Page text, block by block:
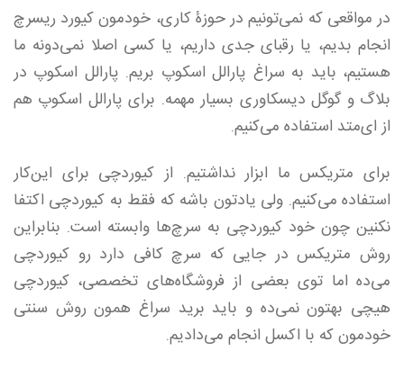
در مواقعی که نمی‌تونیم در حوزۀ کاری، خودمون کیورد ریسرچ
انجام بدیم، یا رقبای جدی داریم، یا کسی اصلا نمی‌دونه ما
هستیم، باید به سراغ پارالل اسکوپ بریم. پارالل اسکوپ در
بلاگ و گوگل دیسکاوری بسیار مهمه. برای پارالل اسکوپ هم
از ای‌متد استفاده می‌کنیم.
برای متریکس ما ابزار نداشتیم. از کیوردچی برای این‌کار
استفاده می‌کنیم. ولی یادتون باشه که فقط به کیوردچی اکتفا
نکنین چون خود کیوردچی به سرچ‌ها وابسته است. بنابراین
روش متریکس در جایی که سرچ کافی دارد رو کیوردچی
می‌ده اما توی بعضی از فروشگاه‌های تخصصی، کیوردچی
هیچی بهتون نمی‌ده و باید برید سراغ همون روش سنتی
خودمون که با اکسل انجام می‌دادیم.